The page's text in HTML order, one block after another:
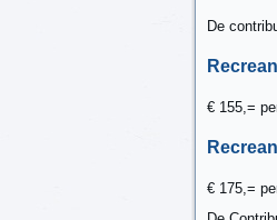
De
€ 155,=
€ 175,=